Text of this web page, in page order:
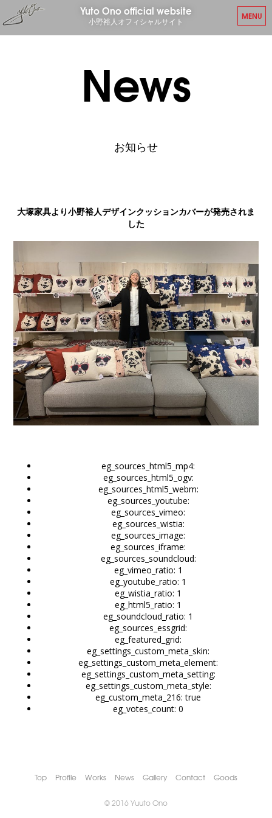
MENU
Yuto Ono official website
小野裕人オフィシャルサイト
News
お知らせ
大塚家具より小野裕人デザインクッションカバーが発売されま
した
eg_sources_html5_mp4:
eg_sources_html5_ogv:
eg_sources_html5_webm:
eg_sources_youtube:
eg_sources_vimeo:
eg_sources_wistia:
eg_sources_image:
eg_sources_iframe:
eg_sources_soundcloud:
eg_vimeo_ratio: 1
eg_youtube_ratio: 1
eg_wistia_ratio: 1
eg_html5_ratio: 1
eg_soundcloud_ratio: 1
eg_sources_essgrid:
eg_featured_grid:
eg_settings_custom_meta_skin:
eg_settings_custom_meta_element:
eg_settings_custom_meta_setting:
eg_settings_custom_meta_style:
eg_custom_meta_216: true
eg_votes_count: 0
Top Profile Works News Gallery Contact Goods
© 2016 Yuuto Ono